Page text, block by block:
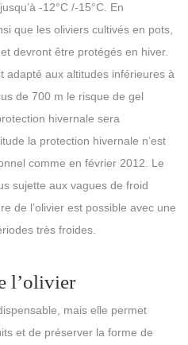
-12°C /-15°C. En
que les oliviers cultivés en pots,
devront être protégés en hiver.
adapté aux altitudes inférieures à
de 700 m le risque de gel
hivernale sera
la protection hivernale n’est
comme en février 2012. Le
sujette aux vagues de froid
de l’olivier est possible avec une
très froides.
l’olivier
mais elle permet
et de préserver la forme de